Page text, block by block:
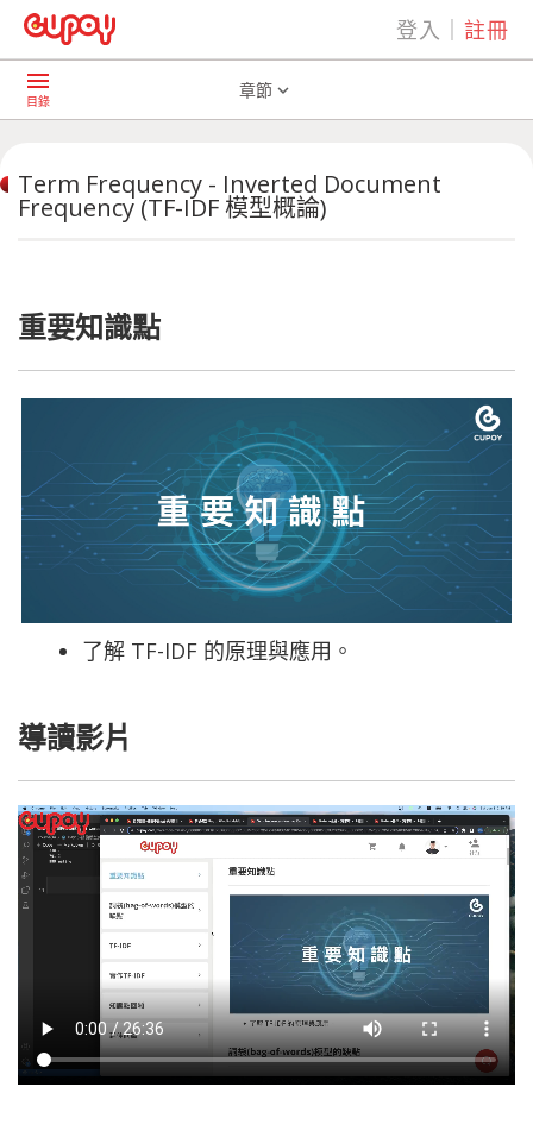
登入 ｜註冊
AI共學社群play_arrow Term Frequency ... (TF-IDF 模型概論)
menu
目錄
章節 expand_more
Term Frequency - Inverted Document
Frequency (TF-IDF 模型概論)
重要知識點
了解 TF-IDF 的原理與應用。
導讀影片